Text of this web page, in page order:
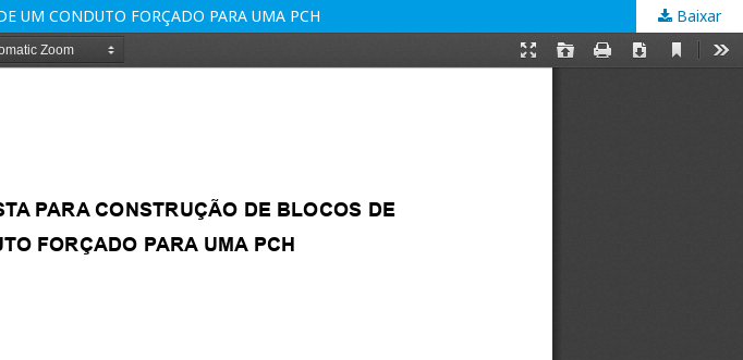
UM CONDUTO FORÇADO PARA UMA PCH Baixar